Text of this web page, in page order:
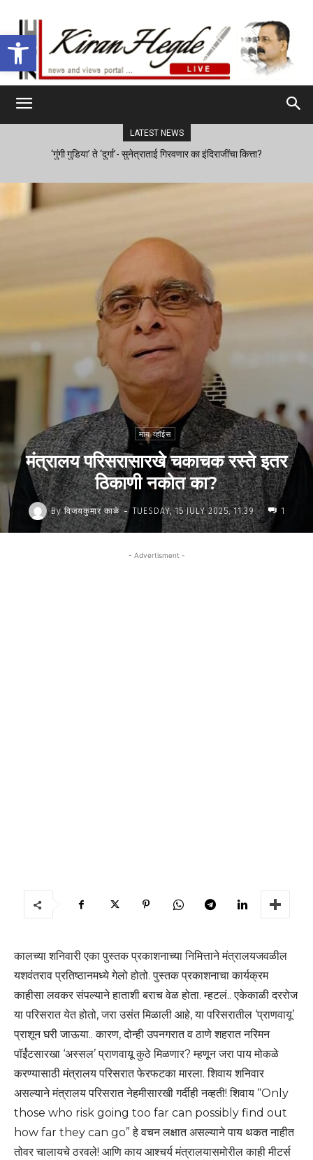
Open toolbar
LATEST NEWS
‘गुंगी गुडिया’ ते ‘दुर्गा’- सुनेत्राताई गिरवणार का इंदिराजींचा कित्ता?
माय व्हॉईस
मंत्रालय परिसरासारखे चकाचक रस्ते इतर
ठिकाणी नकोत का?
By विजयकुमार काळे - TUESDAY, 15 JULY 2025, 11:39 1
- Advertisment -
कालच्या शनिवारी एका पुस्तक प्रकाशनाच्या निमित्ताने मंत्रालयजवळील
यशवंतराव प्रतिष्ठानमध्ये गेलो होतो. पुस्तक प्रकाशनाचा कार्यक्रम
काहीसा लवकर संपल्याने हाताशी बराच वेळ होता. म्हटलं.. एकेकाळी दररोज
या परिसरात येत होतो, जरा उसंत मिळाली आहे, या परिसरातील ‘प्राणवायू’
प्राशून घरी जाऊया.. कारण, दोन्ही उपनगरात व ठाणे शहरात नरिमन
पॉईंटसारखा ‘अस्सल’ प्राणवायू कुठे मिळणार? म्हणून जरा पाय मोकळे
करण्यासाठी मंत्रालय परिसरात फेरफटका मारला. शिवाय शनिवार
असल्याने मंत्रालय परिसरात नेहमीसारखी गर्दीही नव्हती! शिवाय “Only
those who risk going too far can possibly find out
how far they can go” हे वचन लक्षात असल्याने पाय थकत नाहीत
तोवर चालायचे ठरवले! आणि काय आश्चर्य मंत्रालयासमोरील काही मीटर्स